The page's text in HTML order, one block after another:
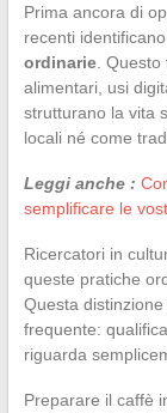
Prima ancora di
recenti
ordinarie. Questo
alimentari, usi
strutturano la vita
locali né come
Leggi anche :
semplificare le
Ricercatori in
queste pratiche
Questa
frequente:
riguarda
Preparare il caffè